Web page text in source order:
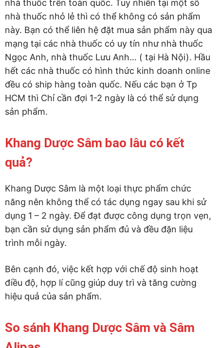
nhà thuốc trên toàn quốc. Tuy nhiên tại một số
nhà thuốc nhỏ lẻ thì có thể không có sản phẩm
này. Bạn có thể liên hệ đặt mua sản phẩm này qua
mạng tại các nhà thuốc có uy tín như nhà thuốc
Ngọc Anh, nhà thuốc Lưu Anh… ( tại Hà Nội). Hầu
hết các nhà thuốc có hình thức kinh doanh online
đều có ship hàng toàn quốc. Nếu các bạn ở Tp
HCM thì Chỉ cần đợi 1-2 ngày là có thể sử dụng
sản phẩm.
Khang Dược Sâm bao lâu có kết
quả?
Khang Dược Sâm là một loại thực phẩm chức
năng nên không thể có tác dụng ngay sau khi sử
dụng 1 – 2 ngày. Để đạt được công dụng trọn vẹn,
bạn cần sử dụng sản phẩm đủ và đều đặn liệu
trình mỗi ngày.
Bên cạnh đó, việc kết hợp với chế độ sinh hoạt
điều độ, hợp lí cũng giúp duy trì và tăng cường
hiệu quả của sản phẩm.
So sánh Khang Dược Sâm và Sâm